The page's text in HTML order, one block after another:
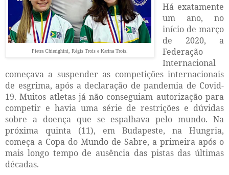
Pietra Chierighini, Régis Trois e Karina Trois.
Há exatamente
um ano, no
início de março
de 2020, a
Federação
Internacional
começava a suspender as competições internacionais
de esgrima, após a declaração de pandemia de Covid-
19. Muitos atletas já não conseguiam autorização para
competir e havia uma série de restrições e dúvidas
sobre a doença que se espalhava pelo mundo. Na
próxima quinta (11), em Budapeste, na Hungria,
começa a Copa do Mundo de Sabre, a primeira após o
mais longo tempo de ausência das pistas das últimas
décadas.